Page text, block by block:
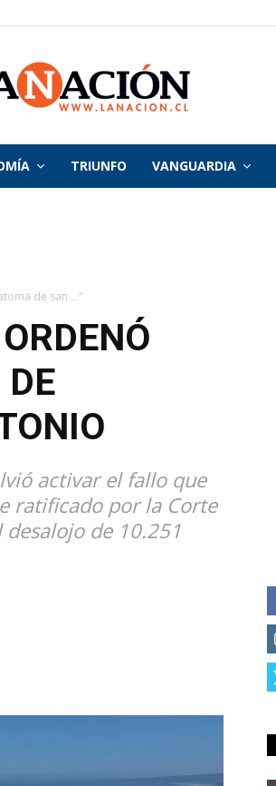
La
TRIUNFO VANGUARDIA
de san ..."
activar el fallo que
ratificado por la Corte
de 10.251